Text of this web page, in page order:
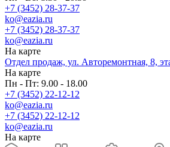
+7 (3452) 28-37-37
ko@eazia.ru
+7 (3452) 28-37-37
ko@eazia.ru
На карте
Отдел продаж, ул. Авторемонтная, 8,
На карте
Пн - Пт: 9.00 - 18.00
+7 (3452) 22-12-12
ko@eazia.ru
+7 (3452) 22-12-12
ko@eazia.ru
На карте